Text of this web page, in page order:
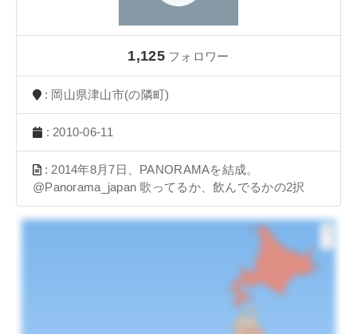
1,125 フォロワー
: 岡山県津山市(の隣町)
: 2010-06-11
: 2014年8月7日、PANORAMAを結成。
@Panorama_japan 歌ってるか、飲んでるかの2択